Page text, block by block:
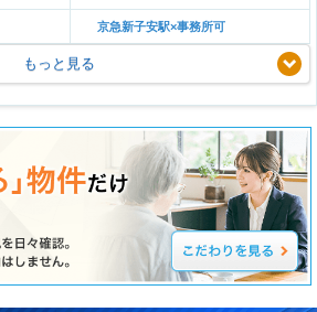
京急新子安駅×事務所可
もっと見る